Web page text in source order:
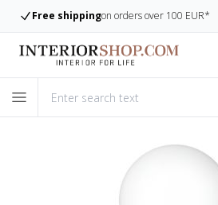
Free shippingon orders over 100 EUR*